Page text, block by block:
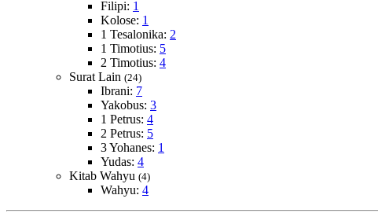
Filipi: 1
Kolose: 1
1 Tesalonika: 2
1 Timotius: 5
2 Timotius: 4
Surat Lain (24)
Ibrani: 7
Yakobus: 3
1 Petrus: 4
2 Petrus: 5
3 Yohanes: 1
Yudas: 4
Kitab Wahyu (4)
Wahyu: 4